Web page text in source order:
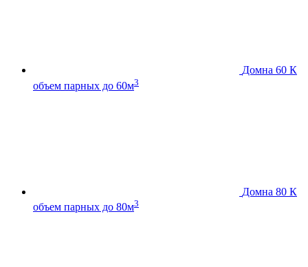
Домна 60 К
объем парных до 60м3
Домна 80 К
объем парных до 80м3